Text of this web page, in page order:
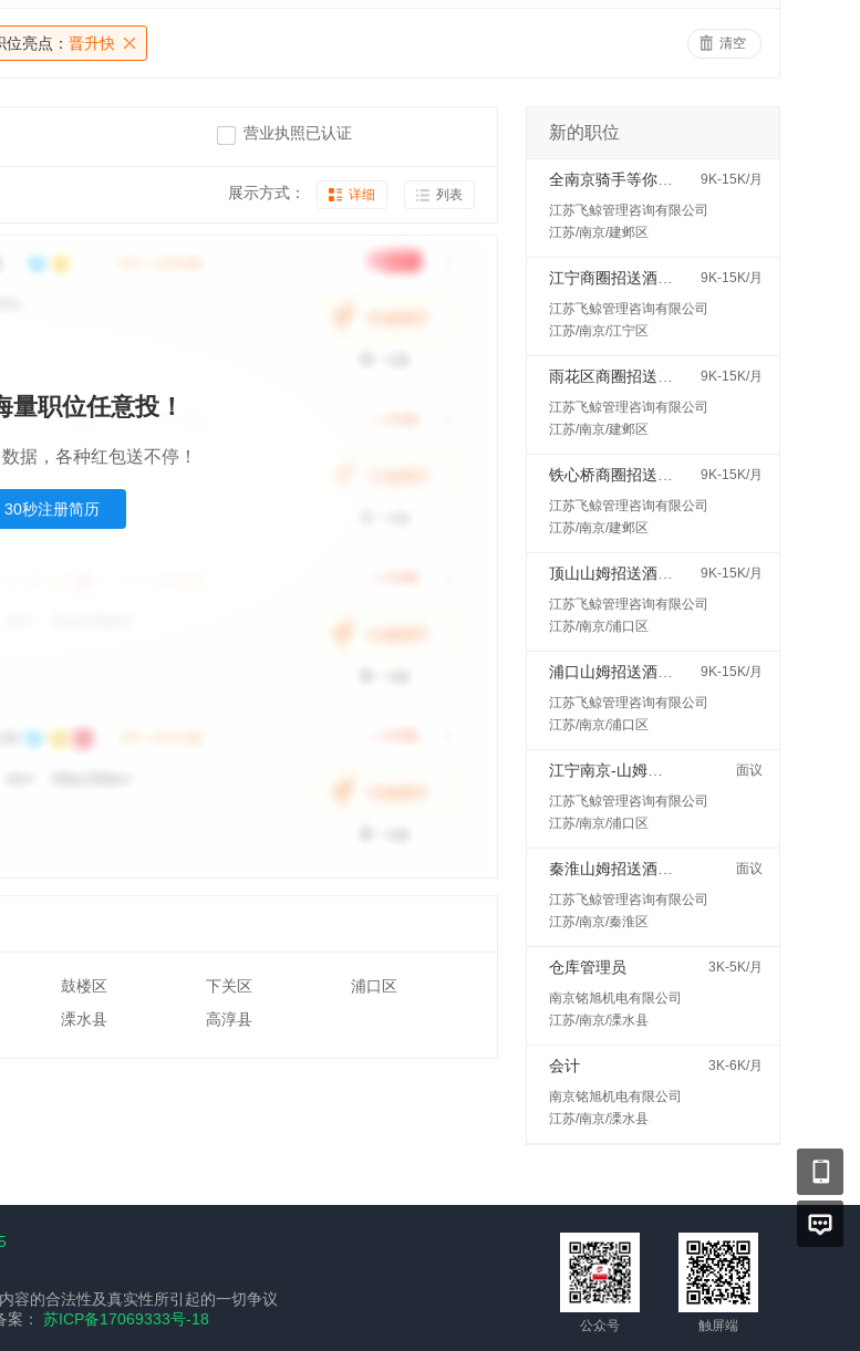
位亮点： 晋升快 清空
营业执照已认证
展示方式： 详细 列表
职位任意投！
据，各种红包送不停！
30秒注册简历
鼓楼区 下关区
浦口区
溧水县 高淳县
新的职位
9K-15K/月
江苏飞鲸管理咨询有限公司
江苏/南京/建邺区
9K-15K/月
江苏飞鲸管理咨询有限公司
江苏/南京/江宁区
9K-15K/月
江苏飞鲸管理咨询有限公司
江苏/南京/建邺区
9K-15K/月
江苏飞鲸管理咨询有限公司
江苏/南京/建邺区
9K-15K/月
江苏飞鲸管理咨询有限公司
江苏/南京/浦口区
9K-15K/月
江苏飞鲸管理咨询有限公司
江苏/南京/浦口区
面议
江苏飞鲸管理咨询有限公司
江苏/南京/浦口区
面议
江苏飞鲸管理咨询有限公司
江苏/南京/秦淮区
仓库管理员
3K-5K/月
南京铭旭机电有限公司
江苏/南京/溧水县
会计
3K-6K/月
南京铭旭机电有限公司
江苏/南京/溧水县
容的合法性及真实性所引起的一切争议
： 苏ICP备17069333号-18 公众号 触屏端